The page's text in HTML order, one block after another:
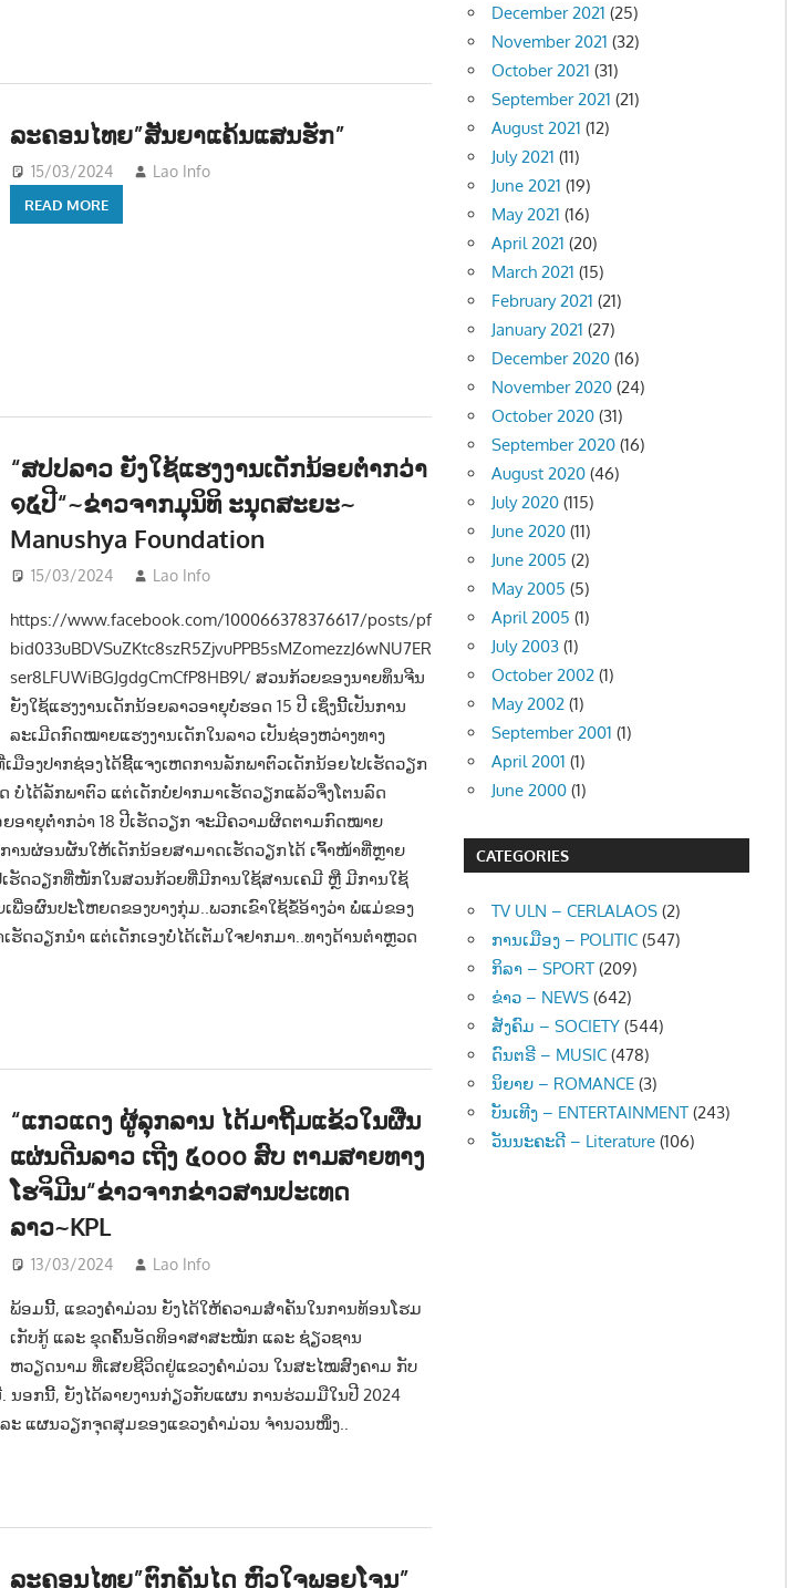
ລະຄອນໄທຍ”ສັນຍາແຄ້ນແສນຮັກ”
15/03/2024 Lao Info
READ MORE
“ສປປລາວ ຍັງໃຊ້ແຮງງານເດັກນ້ອຍຕໍ່າກວ່າ
໑໕ປີ“~ຂ່າວຈາກມຸນິທິ ະນຸດສະຍະ~
Manushya Foundation
15/03/2024 Lao Info
https://www.facebook.com/100066378376617/posts/pf
bid033uBDVSuZKtc8szR5ZjvuPPB5sMZomezzJ6wNU7ER
ser8LFUWiBGJgdgCmCfP8HB9l/ ສວນກ້ວຍຂອງນາຍທຶນຈີນ
ຍັງໃຊ້ແຮງງານເດັກນ້ອຍລາວອາຍຸບໍ່ຮອດ 15 ປີ ເຊິ່ງນີ້ເປັນການ
ລະເມີດກົດໝາຍແຮງງານເດັກໃນລາວ ເປັນຊ່ອງຫວ່າງທາງ
ອງປາກຊ່ອງໄດ້ຊີ້ແຈງເຫດການລັກພາຕົວເດັກນ້ອຍໄປເຮັດວຽກ
ບໍ່ໄດ້ລັກພາຕົວ ແຕ່ເດັກບໍ່ຢາກມາເຮັດວຽກແລ້ວຈຶ່ງໂຕນລົດ
ອາຍຸຕ່ຳກວ່າ 18 ປີເຮັດວຽກ ຈະມີຄວາມຜິດຕາມກົດໝາຍ
ານຜ່ອນຜັນໃຫ້ເດັກນ້ອຍສາມາດເຮັດວຽກໄດ້ ເຈົ້າໜ້າທີ່ຫຼາຍ
ເຮັດວຽກທີ່ໜັກໃນສວນກ້ວຍທີ່ມີການໃຊ້ສານເຄມີ ຫຼື ມີການໃຊ້
ພື່ອຜົນປະໂຫຍດຂອງບາງກຸ່ມ..ພວກເຂົາໃຊ້ຂໍ້ອ້າງວ່າ ພໍ່ແມ່ຂອງ
ດວຽກນຳ ແຕ່ເດັກເອງບໍ່ໄດ້ເຕັມໃຈຢາກມາ..ທາງດ້ານຕຳຫຼວດ
“ແກວແດງ ຜູ້ລຸກລານ ໄດ້ມາຖີ້ມແຂ້ວໃນຜືນ
ແຜ່ນດີນລາວ ເຖີງ ໕໐໐໐ ສົບ ຕາມສາຍທາງ
ໂຮຈິມີນ“ຂ່າວຈາກຂ່າວສານປະເທດ
ລາວ~KPL
13/03/2024 Lao Info
ພ້ອມນີ້, ແຂວງຄໍາມ່ວນ ຍັງໄດ້ໃຫ້ຄວາມສໍາຄັນໃນການທ້ອນໂຮມ
ເກັບກູ້ ແລະ ຂຸດຄົ້ນອັດທິອາສາສະໝັກ ແລະ ຊ່ຽວຊານ
ຫວຽດນາມ ທີ່ເສຍຊີວິດຢູ່ແຂວງຄໍາມ່ວນ ໃນສະໄໝສົງຄາມ ກັບ
ອກນີ້, ຍັງໄດ້ລາຍງານກ່ຽວກັບແຜນ ການຮ່ວມມືໃນປີ 2024
ະ ແຜນວຽກຈຸດສຸມຂອງແຂວງຄໍາມ່ວນ ຈໍານວນໜຶ່ງ..
ລະຄອນໄທຍ”ຕົກຄັນໄດ ຫົວໃຈພອຍໂຈນ”
December 2021 (25)
November 2021 (32)
October 2021 (31)
September 2021 (21)
August 2021 (12)
July 2021 (11)
June 2021 (19)
May 2021 (16)
April 2021 (20)
March 2021 (15)
February 2021 (21)
January 2021 (27)
December 2020 (16)
November 2020 (24)
October 2020 (31)
September 2020 (16)
August 2020 (46)
July 2020 (115)
June 2020 (11)
June 2005 (2)
May 2005 (5)
April 2005 (1)
July 2003 (1)
October 2002 (1)
May 2002 (1)
September 2001 (1)
April 2001 (1)
June 2000 (1)
CATEGORIES
TV ULN – CERLALAOS (2)
ການເມືອງ – POLITIC (547)
ກິລາ – SPORT (209)
ຂ່າວ – NEWS (642)
ສັງຄົມ – SOCIETY (544)
ດົນຕຣີ – MUSIC (478)
ນິຍາຍ – ROMANCE (3)
ບັນເທີງ – ENTERTAINMENT (243)
ວັນນະຄະດີ – Literature (106)